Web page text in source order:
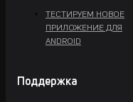
ТЕСТИРУЕМ НОВОЕ
ПРИЛОЖЕНИЕ ДЛЯ
ANDROID
Поддержка